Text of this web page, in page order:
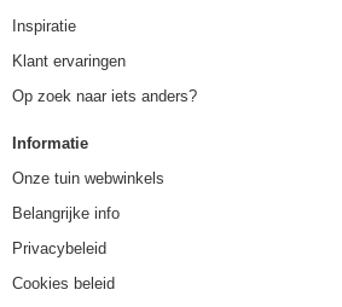
Inspiratie
Klant ervaringen
Op zoek naar iets anders?
Informatie
Onze tuin webwinkels
Belangrijke info
Privacybeleid
Cookies beleid